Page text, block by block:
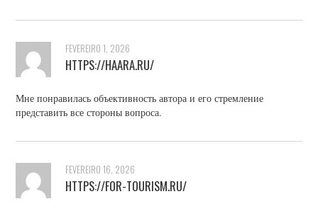
FEVEREIRO 1, 2026
HTTPS://HAARA.RU/
Мне понравилась объективность автора и его стремление
представить все стороны вопроса.
FEVEREIRO 16, 2026
HTTPS://FOR-TOURISM.RU/